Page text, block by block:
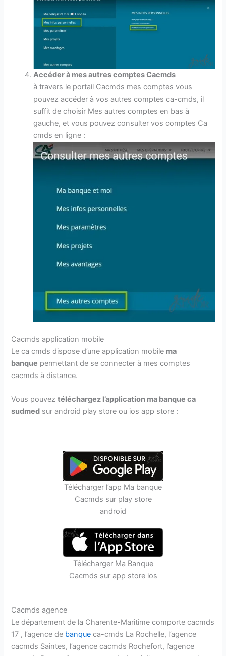
Accéder à mes autres comptes Cacmds
à travers le portail Cacmds mes comptes vous
pouvez accéder à vos autres comptes ca-cmds, il
suffit de choisir Mes autres comptes en bas à
gauche, et vous pouvez consulter vos comptes Ca
cmds en ligne :
Cacmds application mobile
Le ca cmds dispose d’une application mobile ma
banque permettant de se connecter à mes comptes
cacmds à distance.
Vous pouveztéléchargez l’application ma banque ca
sudmed sur android play store ou ios app store :
Télécharger l’app Ma banque
Cacmds sur play store
android
Télécharger Ma Banque
Cacmds sur app store ios
Cacmds agence
Le département de la Charente-Maritime comporte cacmds
17 , l’agence de banque ca-cmds La Rochelle, l’agence
cacmds Saintes, l’agence cacmds Rochefort, l’agence